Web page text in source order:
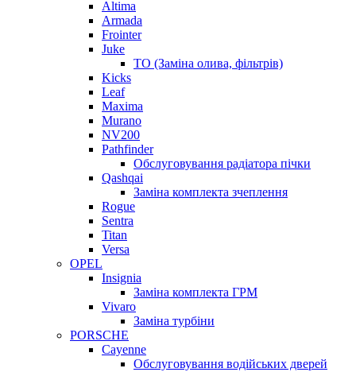
Altima
Armada
Frointer
Juke
ТО (Заміна олива, фільтрів)
Kicks
Leaf
Maxima
Murano
NV200
Pathfinder
Обслуговування радіатора пічки
Qashqai
Заміна комплекта зчеплення
Rogue
Sentra
Titan
Versa
OPEL
Insignia
Заміна комплекта ГРМ
Vivaro
Заміна турбіни
PORSCHE
Cayenne
Обслуговування водійських дверей